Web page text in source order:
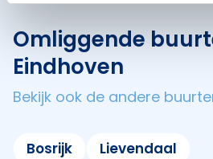
Omliggende
Eindhoven
Bekijk ook de andere
Bosrijk Lievendaal